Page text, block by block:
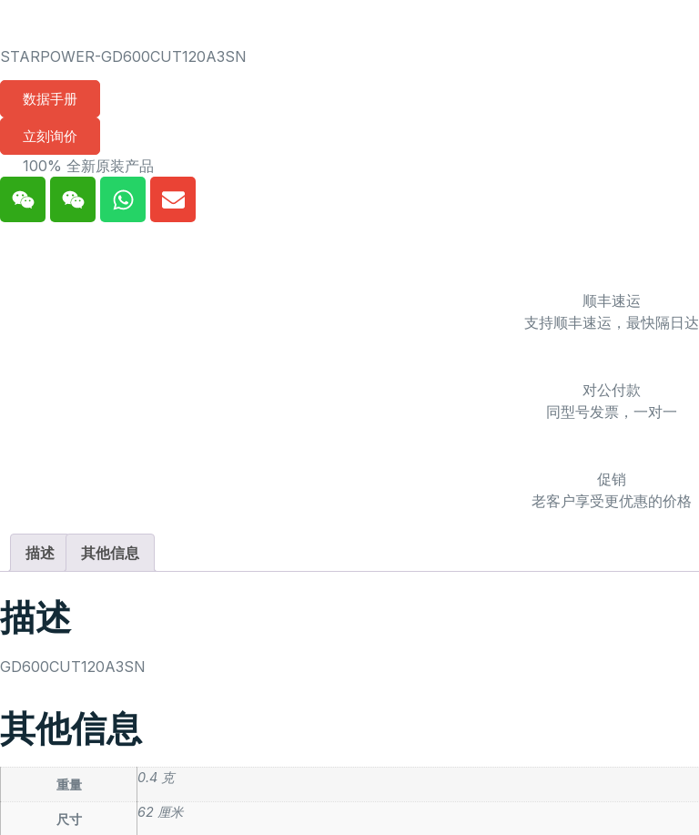
STARPOWER-GD600CUT120A3SN
数据手册
立刻询价
100% 全新原装产品
顺丰速运
支持顺丰速运，最快隔日达
对公付款
同型号发票，一对一
促销
老客户享受更优惠的价格
描述 其他信息
描述
GD600CUT120A3SN
其他信息
重量 0.4 克
尺寸 62 厘米